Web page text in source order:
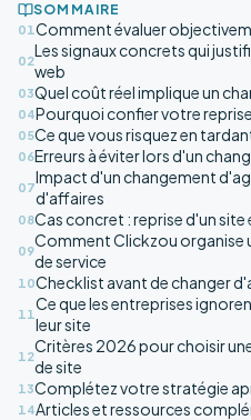
SOMMAIRE
01 Comment évaluer
02
Les signaux concrets qui
web
03Quel coût réel implique un
04Pourquoi confier votre
05Ce que vous risquez en
06Erreurs à éviter lors d'un
07
Impact d'un changement
d'affaires
08Cas concret : reprise d'un
09
Comment Clickzou organise
de service
10Checklist avant de changer
11
Ce que les entreprises
leur site
12
Critères 2026 pour choisir
de site
13Complétez votre stratégie
14Articles et ressources